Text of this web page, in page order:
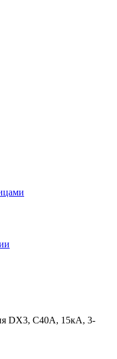
DX3, С40A, 15кА, 3-